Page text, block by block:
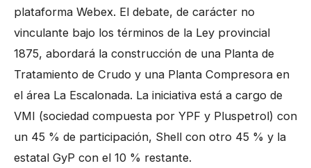
plataforma Webex. El debate, de carácter no
vinculante bajo los términos de la Ley provincial
1875, abordará la construcción de una Planta de
Tratamiento de Crudo y una Planta Compresora en
el área La Escalonada. La iniciativa está a cargo de
VMI (sociedad compuesta por YPF y Pluspetrol) con
un 45 % de participación, Shell con otro 45 % y la
estatal GyP con el 10 % restante.